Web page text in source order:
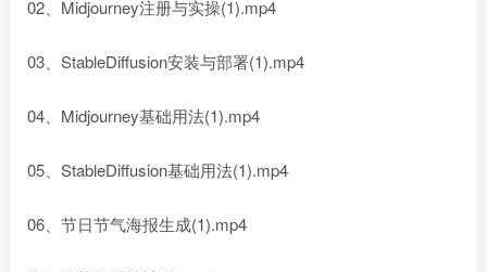
02、Midjourney注册与实操(1).mp4
03、StableDiffusion安装与部署(1).mp4
04、Midjourney基础用法(1).mp4
05、StableDiffusion基础用法(1).mp4
06、节日节气海报生成(1).mp4